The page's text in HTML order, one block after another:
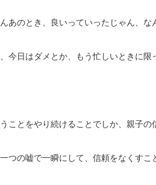
あのとき、良いっていったじゃん、な
今日はダメとか、もう忙しいときに限
とをやり続けることでしか、親子の
つの嘘で一瞬にして、信頼をなくすこ